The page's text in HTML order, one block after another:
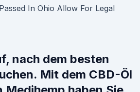
In Ohio Allow For Legal
nach dem besten
Mit dem CBD-Öl